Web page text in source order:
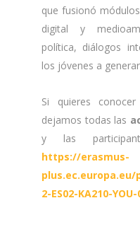
que fusionó
digital y
política, diálogos
los jóvenes a
Si quieres
dejamos todas las
y las
https://erasmus-
2-ES02-KA210-